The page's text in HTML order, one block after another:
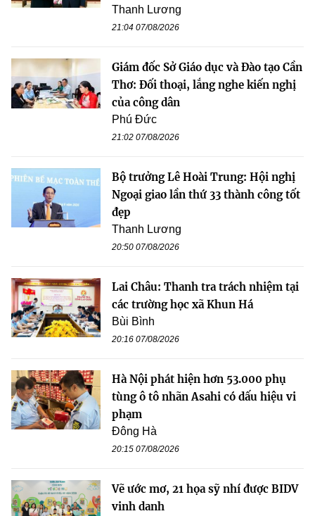
Thanh Lương
21:04 07/08/2026
Giám đốc Sở Giáo dục và Đào tạo Cần
Thơ: Đối thoại, lắng nghe kiến nghị
của công dân
Phú Đức
21:02 07/08/2026
Bộ trưởng Lê Hoài Trung: Hội nghị
Ngoại giao lần thứ 33 thành công tốt
đẹp
Thanh Lương
20:50 07/08/2026
Lai Châu: Thanh tra trách nhiệm tại
các trường học xã Khun Há
Bùi Bình
20:16 07/08/2026
Hà Nội phát hiện hơn 53.000 phụ
tùng ô tô nhãn Asahi có dấu hiệu vi
phạm
Đông Hà
20:15 07/08/2026
Vẽ ước mơ, 21 họa sỹ nhí được BIDV
vinh danh